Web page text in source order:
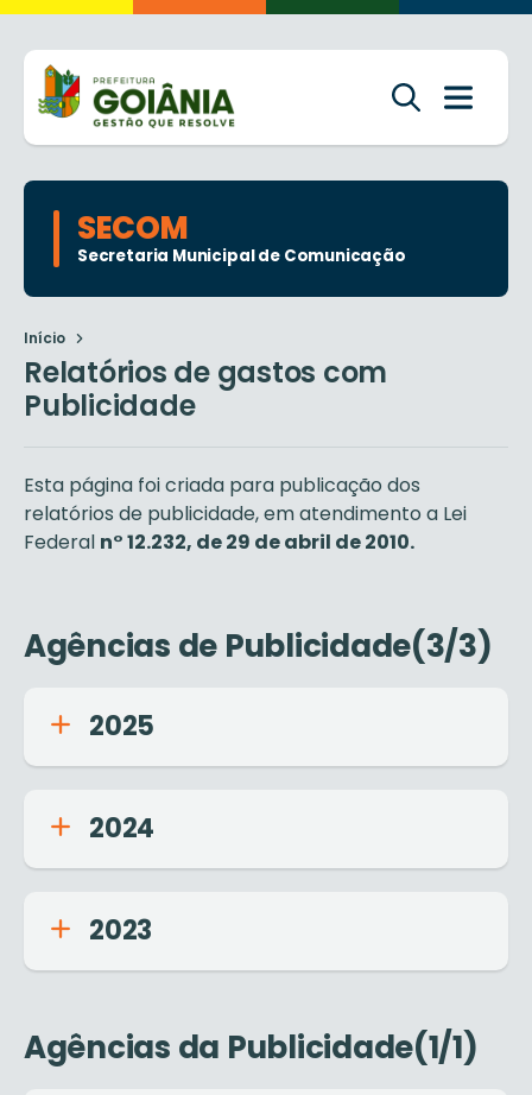
SECOM
Secretaria Municipal de Comunicação
Início
Relatórios de gastos com
Publicidade
Esta página foi criada para publicação dos
relatórios de publicidade, em atendimento a Lei
Federal n° 12.232, de 29 de abril de 2010.
Agências de Publicidade(3/3)
2025
2024
2023
Agências da Publicidade(1/1)